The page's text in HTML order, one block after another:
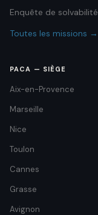
Enquête de solvabilité
Toutes les missions →
PACA — SIÈGE
Aix-en-Provence
Marseille
Nice
Toulon
Cannes
Grasse
Avignon